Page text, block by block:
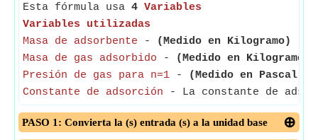
Esta fórmula usa 4 Variables
Variables utilizadas
Masa de adsorbente - (Medido en Kilogramo)
Masa de gas adsorbido - (Medido en Kilogramo)
Presión de gas para n=1 - (Medido en Pascal)
Constante de adsorción - La constante de
PASO 1: Convierta la (s) entrada (s) a la unidad base